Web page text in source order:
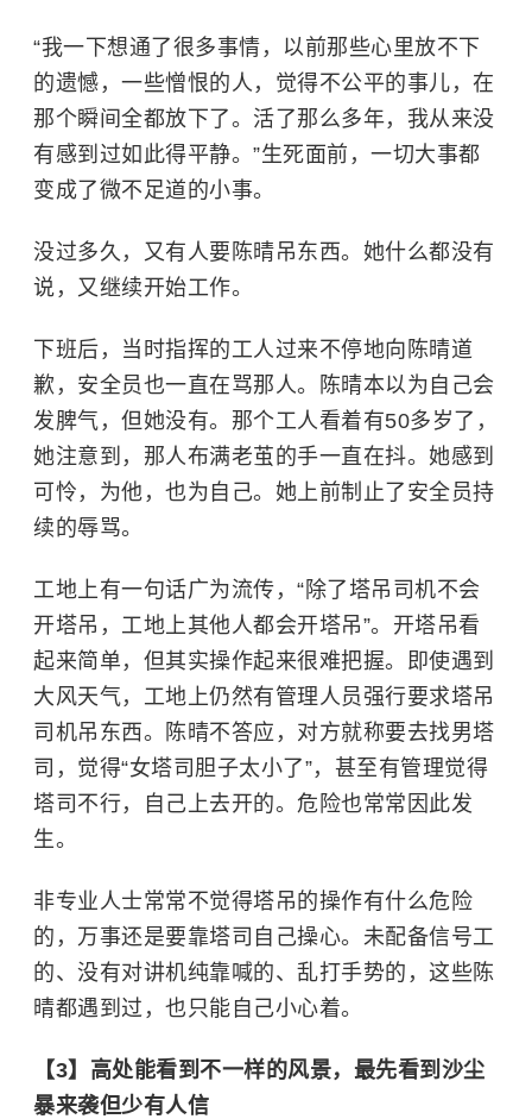
“我一下想通了很多事情，以前那些心里放不下
的遗憾，一些憎恨的人，觉得不公平的事儿，在
那个瞬间全都放下了。活了那么多年，我从来没
有感到过如此得平静。”生死面前，一切大事都
变成了微不足道的小事。
没过多久，又有人要陈晴吊东西。她什么都没有
说，又继续开始工作。
下班后，当时指挥的工人过来不停地向陈晴道
歉，安全员也一直在骂那人。陈晴本以为自己会
发脾气，但她没有。那个工人看着有50多岁了，
她注意到，那人布满老茧的手一直在抖。她感到
可怜，为他，也为自己。她上前制止了安全员持
续的辱骂。
工地上有一句话广为流传，“除了塔吊司机不会
开塔吊，工地上其他人都会开塔吊”。开塔吊看
起来简单，但其实操作起来很难把握。即使遇到
大风天气，工地上仍然有管理人员强行要求塔吊
司机吊东西。陈晴不答应，对方就称要去找男塔
司，觉得“女塔司胆子太小了”，甚至有管理觉得
塔司不行，自己上去开的。危险也常常因此发
生。
非专业人士常常不觉得塔吊的操作有什么危险
的，万事还是要靠塔司自己操心。未配备信号工
的、没有对讲机纯靠喊的、乱打手势的，这些陈
晴都遇到过，也只能自己小心着。
【3】 高处能看到不一样的风景，最先看到沙尘
暴来袭但少有人信